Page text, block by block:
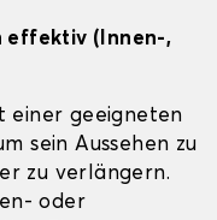
effektiv (Innen-,
einer geeigneten
sein Aussehen zu
zu verlängern.
oder